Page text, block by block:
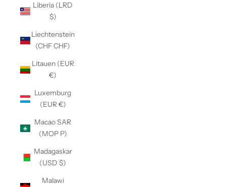
Liberia (LRD
$)
Liechtenstein
(CHF CHF)
Litauen (EUR
€)
Luxemburg
(EUR €)
Macao SAR
(MOP P)
Madagaskar
(USD $)
Malawi